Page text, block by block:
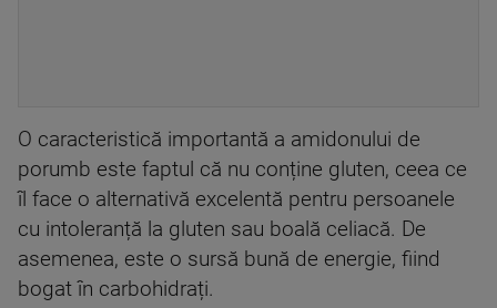
O caracteristică importantă a amidonului de
porumb este faptul că nu conține gluten, ceea ce
îl face o alternativă excelentă pentru persoanele
cu intoleranță la gluten sau boală celiacă. De
asemenea, este o sursă bună de energie, fiind
bogat în carbohidrați.